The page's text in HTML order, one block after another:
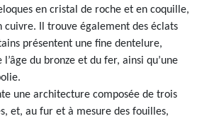
en cristal de roche et en coquille,
cuivre. Il trouve également des éclats
présentent une fine dentelure,
du bronze et du fer, ainsi qu’une
une architecture composée de trois
et, au fur et à mesure des fouilles,